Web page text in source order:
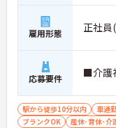
雇用形態 正社員
応募要件 ■介護
駅から徒歩10分以内 車通
ブランクOK
産休･育休･介